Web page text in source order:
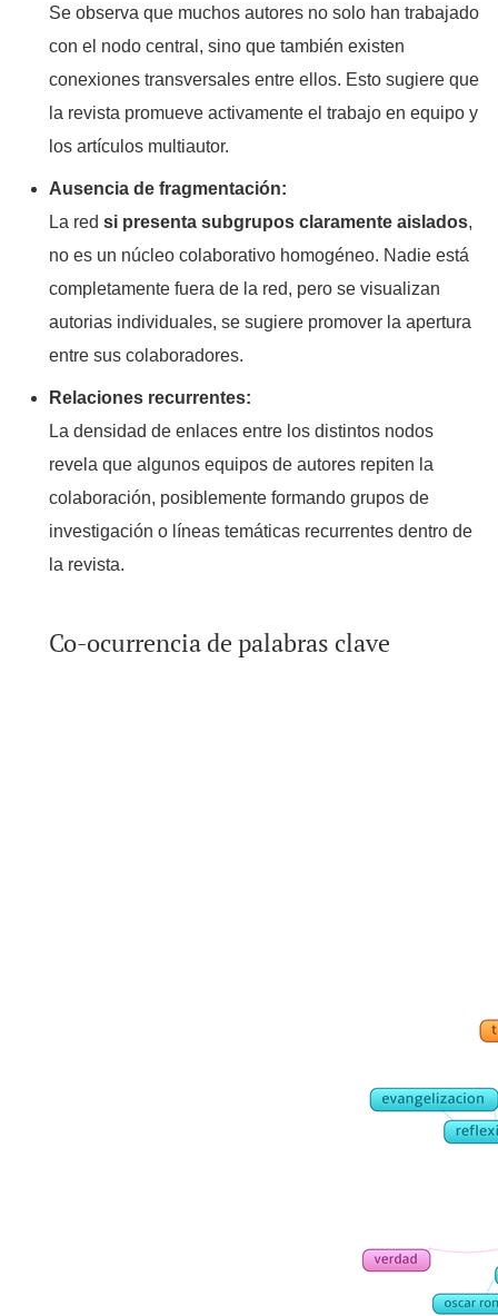
Se observa que muchos autores no solo han trabajado
con el nodo central, sino que también existen
conexiones transversales entre ellos. Esto sugiere que
la revista promueve activamente el trabajo en equipo y
los artículos multiautor.
Ausencia de fragmentación:
La red si presenta subgrupos claramente aislados,
no es un núcleo colaborativo homogéneo. Nadie está
completamente fuera de la red, pero se visualizan
autorias individuales, se sugiere promover la apertura
entre sus colaboradores.
Relaciones recurrentes:
La densidad de enlaces entre los distintos nodos
revela que algunos equipos de autores repiten la
colaboración, posiblemente formando grupos de
investigación o líneas temáticas recurrentes dentro de
la revista.
Co-ocurrencia de palabras clave